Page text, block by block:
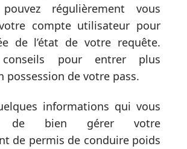
régulièrement vous
compte utilisateur pour
de l’état de votre requête.
pour entrer plus
possession de votre pass.
informations qui vous
de bien gérer votre
de permis de conduire poids